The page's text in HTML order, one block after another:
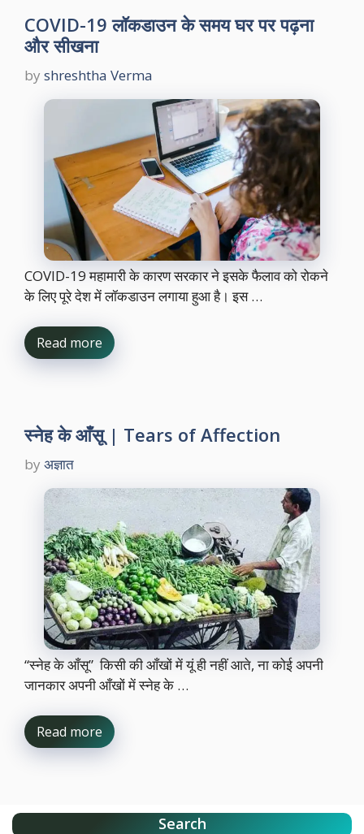
COVID-19 लॉकडाउन के समय घर पर पढ़ना
और सीखना
by shreshtha Verma
COVID-19 महामारी के कारण सरकार ने इसके फैलाव को रोकने
के लिए पूरे देश में लॉकडाउन लगाया हुआ है। इस …
Read more
स्नेह के आँसू | Tears of Affection
by अज्ञात
“स्नेह के आँसू” किसी की आँखों में यूं ही नहीं आते, ना कोई अपनी
जानकार अपनी आँखों में स्नेह के …
Read more
Search